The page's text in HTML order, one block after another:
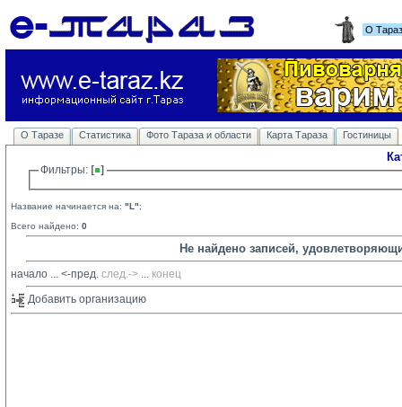
О
О Таразе Статистика Фото Тараза и области Карта Тараза Гостиницы
Фильтры:
Название начинается на: "L";
Всего найдено: 0
Не найдено записей,
начало ... <-пред. след.-> ... конец
Добавить организацию